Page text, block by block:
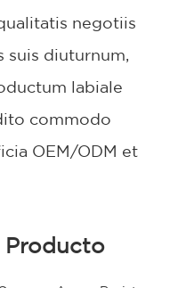
negotiis
suis diuturnum,
labiale
commodo
OEM/ODM et
Producto